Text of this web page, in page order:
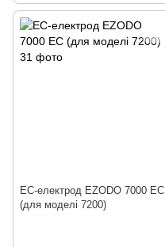
ЕС-електрод EZODO 7000 EC
(для моделі 7200)